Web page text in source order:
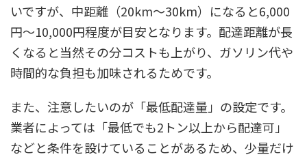
いですが、中距離（20km〜30km）になると6,000
円〜10,000円程度が目安となります。配達距離が長
くなると当然その分コストも上がり、ガソリン代や
時間的な負担も加味されるためです。
また、注意したいのが「最低配達量」の設定です。
業者によっては「最低でも2トン以上から配達可」
などと条件を設けていることがあるため、少量だけ